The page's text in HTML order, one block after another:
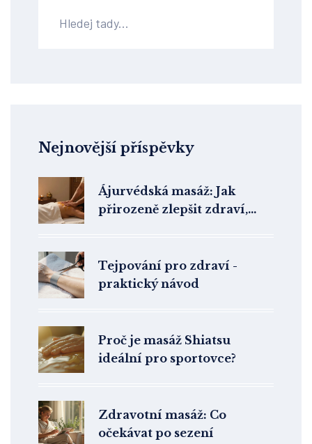
Nejnovější příspěvky
Ájurvédská masáž: Jak
přirozeně zlepšit zdraví,
Tejpování pro zdraví -
praktický návod
Proč je masáž Shiatsu
ideální pro sportovce?
Zdravotní masáž: Co
očekávat po sezení